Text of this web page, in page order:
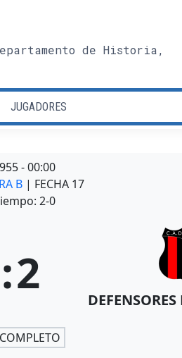
de Historia,
JUGADORES
-00:00
B | FECHA 17
2-0
:2